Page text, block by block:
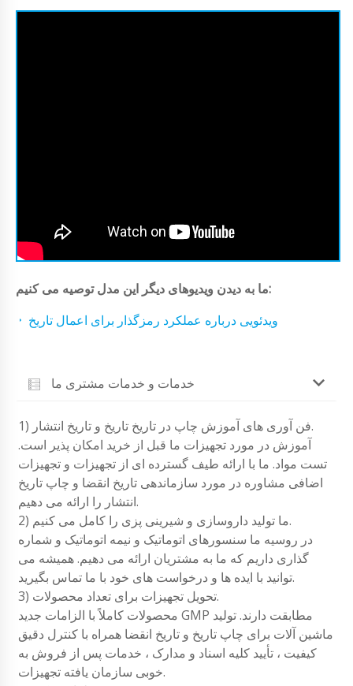
ما به دیدن ویدیوهای دیگر این مدل توصیه می کنیم:
ویدئویی درباره عملکرد رمزگذار برای اعمال تاریخ
خدمات و خدمات مشتری ما
1) فن آوری های آموزش چاپ در تاریخ تاریخ و تاریخ انتشار.
آموزش در مورد تجهیزات ما قبل از خرید امکان پذیر است.
تست مواد. ما با ارائه طیف گسترده ای از تجهیزات و تجهیزات
اضافی مشاوره در مورد سازماندهی تاریخ انقضا و چاپ تاریخ
انتشار را ارائه می دهیم.
2) ما تولید داروسازی و شیرینی پزی را کامل می کنیم.
در روسیه ما سنسورهای اتوماتیک و نیمه اتوماتیک و شماره
گذاری داریم که ما به مشتریان ارائه می دهیم. همیشه می
توانید با ایده ها و درخواست های خود با ما تماس بگیرید.
3) تحویل تجهیزات برای تعداد محصولات.
محصولات کاملاً با الزامات جدید GMP مطابقت دارند. تولید
ماشین آلات برای چاپ تاریخ و تاریخ انقضا همراه با کنترل دقیق
کیفیت ، تأیید کلیه اسناد و مدارک ، خدمات پس از فروش به
خوبی سازمان یافته تجهیزات.